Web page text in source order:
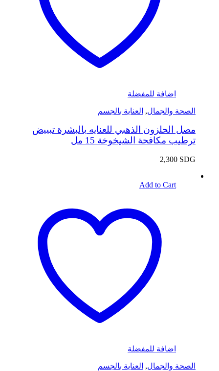
اضافة للمفضلة
الصحة والجمال, العناية بالجسم
مصل الحلزون الذهبي للعنايه بالبشرة تبييض
ترطيب مكافحة الشيخوخة 15 مل
2,300 SDG
Add to Cart
اضافة للمفضلة
الصحة والجمال, العناية بالجسم